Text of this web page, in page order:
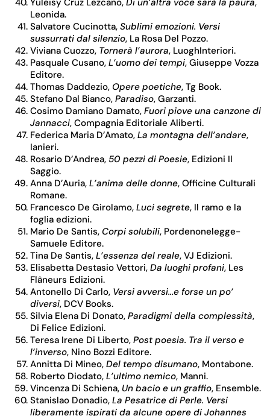
Yuleisy Cruz Lezcano, Di un’altra voce sarà la paura,
Leonida.
Salvatore Cucinotta, Sublimi emozioni. Versi
sussurrati dal silenzio, La Rosa Del Pozzo.
Viviana Cuozzo, Tornerà l’aurora, LuoghInteriori.
Pasquale Cusano, L’uomo dei tempi, Giuseppe Vozza
Editore.
Thomas Daddezio, Opere poetiche, Tg Book.
Stefano Dal Bianco, Paradiso, Garzanti.
Cosimo Damiano Damato, Fuori piove una canzone di
Jannacci, Compagnia Editoriale Aliberti.
Federica Maria D’Amato, La montagna dell’andare,
Ianieri.
Rosario D’Andrea, 50 pezzi di Poesie, Edizioni Il
Saggio.
Anna D’Auria, L’anima delle donne, Officine Culturali
Romane.
Francesco De Girolamo, Luci segrete, Il ramo e la
foglia edizioni.
Mario De Santis, Corpi solubili, Pordenonelegge-
Samuele Editore.
Tina De Santis, L’essenza del reale, VJ Edizioni.
Elisabetta Destasio Vettori, Da luoghi profani, Les
Flâneurs Edizioni.
Antonello Di Carlo, Versi avversi…e forse un po’
diversi, DCV Books.
Silvia Elena Di Donato, Paradigmi della complessità,
Di Felice Edizioni.
Teresa Irene Di Liberto, Post poesia. Tra il verso e
l’inverso, Nino Bozzi Editore.
Annitta Di Mineo, Del tempo disumano, Montabone.
Roberto Diodato, L’ultimo nemico, Manni.
Vincenza Di Schiena, Un bacio e un graffio, Ensemble.
Stanislao Donadio, La Pesatrice di Perle. Versi
liberamente ispirati da alcune opere di Johannes